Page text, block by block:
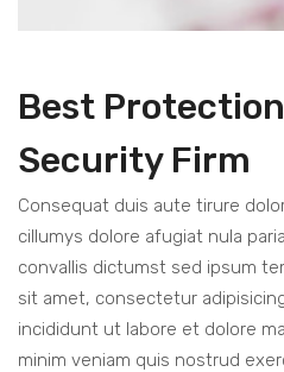
Best
Security Firm
Consequat duis aute tirure
cillumys dolore afugiat nula
convallis dictumst sed ipsum
sit amet, consectetur
incididunt ut labore et dolore
minim veniam quis nostrud